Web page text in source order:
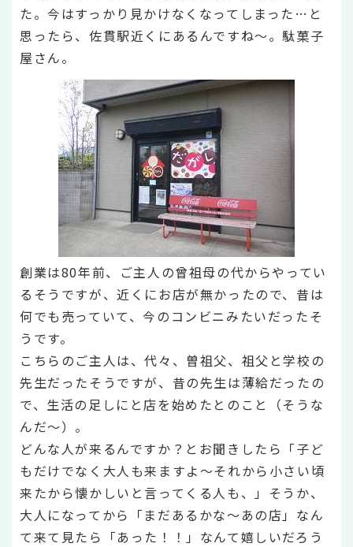
た。今はすっかり見かけなくなってしまった…と
思ったら、佐貫駅近くにあるんですね～。駄菓子
屋さん。
創業は80年前、ご主人の曾祖母の代からやってい
るそうですが、近くにお店が無かったので、昔は
何でも売っていて、今のコンビニみたいだったそ
うです。
こちらのご主人は、代々、曽祖父、祖父と学校の
先生だったそうですが、昔の先生は薄給だったの
で、生活の足しにと店を始めたとのこと（そうな
んだ～）。
どんな人が来るんですか？とお聞きしたら「子ど
もだけでなく大人も来ますよ～それから小さい頃
来たから懐かしいと言ってくる人も、」そうか、
大人になってから「まだあるかな～あの店」なん
て来て見たら「あった！！」なんて嬉しいだろう